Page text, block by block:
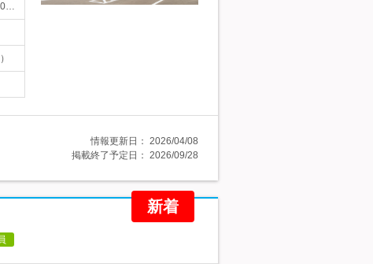
0…
情報更新日： 2026/04/08
掲載終了予定日： 2026/09/28
新着